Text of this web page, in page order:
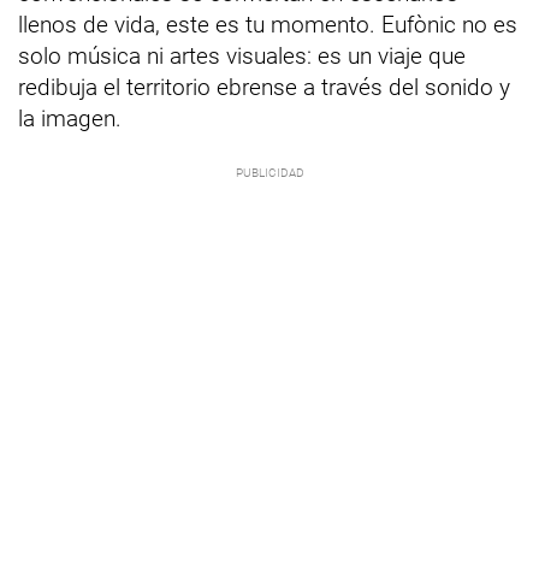
llenos de vida, este es tu momento. Eufònic no es
solo música ni artes visuales: es un viaje que
redibuja el territorio ebrense a través del sonido y
la imagen.